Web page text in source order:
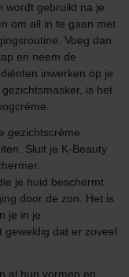
wordt gebruikt na je
om all in te gaan met
Voeg dan
en neem de
inwerken op je
is het
gezichtscrème
Sluit je K-Beauty
je huid beschermt
door de zon. Het is
je in je
geweldig dat er zoveel
al hun vormen en